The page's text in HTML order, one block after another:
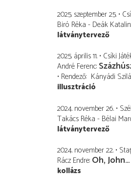
2025. szeptember 25.
Biró Réka - Deák Katalin
látványtervező
2025. április 11. Csíki
André Ferenc
Rendező Kányádi
illusztráció
2024. november 26.
Takács Réka - Bélai
látványtervező
2024. november 22.
Rácz Endre Oh, John…
kollázs